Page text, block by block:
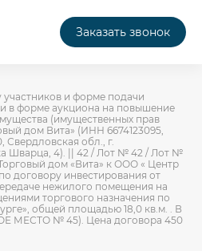
Заказать звонок
участников и форме подачи
в форме аукциона на повышение
(имущественных прав
дом Вита» (ИНН 6674123095,
Свердловская обл., г.
Шварца, 4). || 42 / Лот № 42 / Лот №
дом «Вита» к ООО « Центр
договору инвестирования от
нежилого помещения на
торгового назначения по
общей площадью 18,0 кв.м. . В
МЕСТО № 45). Цена договора 450